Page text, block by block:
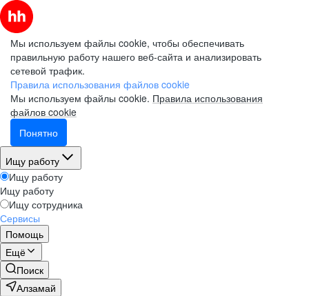
Мы используем файлы cookie, чтобы обеспечивать
правильную работу нашего веб-сайта и анализировать
сетевой трафик.
Правила использования файлов cookie
Мы используем файлы cookie. Правила использования
файлов cookie
Понятно
Ищу работу
Ищу работу
Ищу работу
Ищу сотрудника
Сервисы
Помощь
Ещё
Поиск
Алзамай